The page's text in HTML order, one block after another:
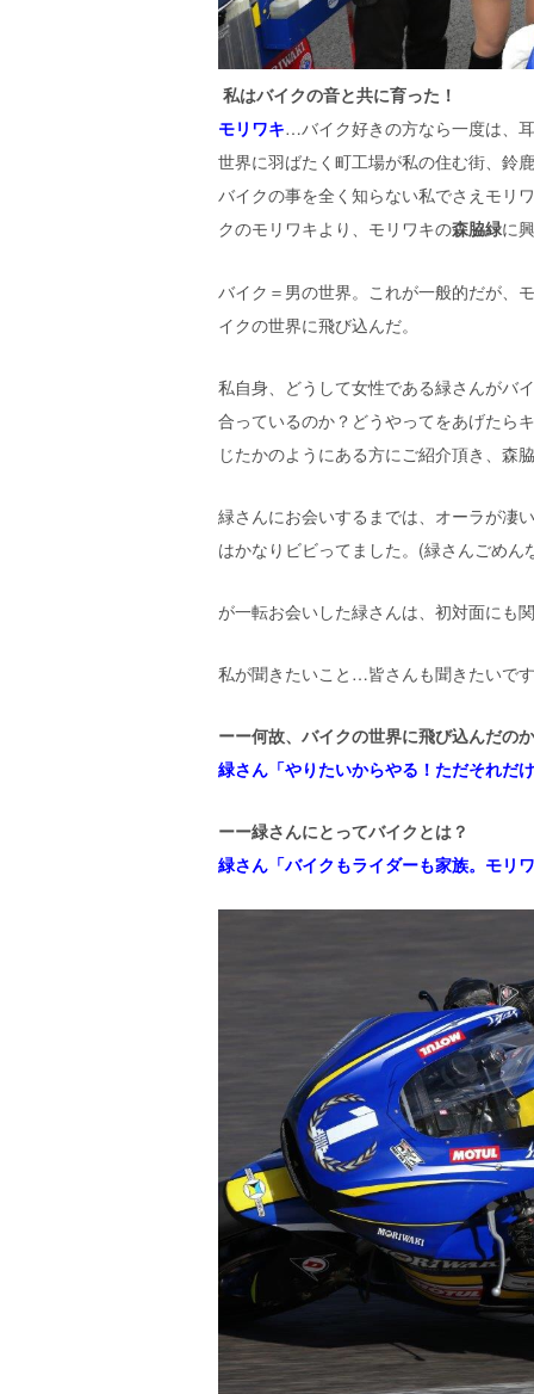
私はバイクの音と共に育った！
モリワキ…バイク好きの方なら一度は、
世界に羽ばたく町工場が私の住む街、鈴
バイクの事を全く知らない私でさえモリ
クのモリワキより、モリワキの森脇緑に
バイク＝男の世界。これが一般的だが、
イクの世界に飛び込んだ。
私自身、どうして女性である緑さんがバ
合っているのか？どうやってをあげたら
じたかのようにある方にご紹介頂き、森
緑さんにお会いするまでは、オーラが凄
はかなりビビってました。(緑さんごめん
が一転お会いした緑さんは、初対面にも
私が聞きたいこと…皆さんも聞きたいで
ーー何故、バイクの世界に飛び込んだの
緑さん「やりたいからやる！ただそれだ
ーー緑さんにとってバイクとは？
緑さん「バイクもライダーも家族。モリ